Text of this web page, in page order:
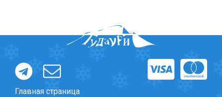
Главная страница